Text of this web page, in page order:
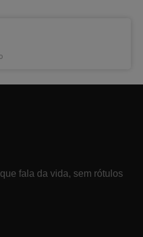
fala da vida, sem rótulos